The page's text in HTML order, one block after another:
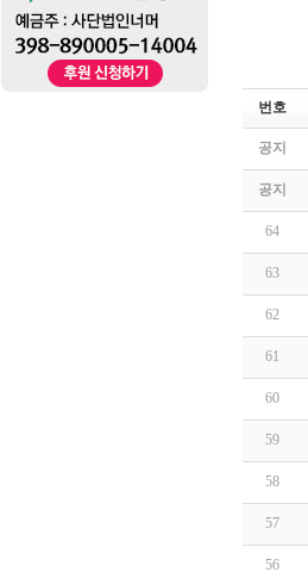
번호
공지
공지
64
63
62
61
60
59
58
57
56